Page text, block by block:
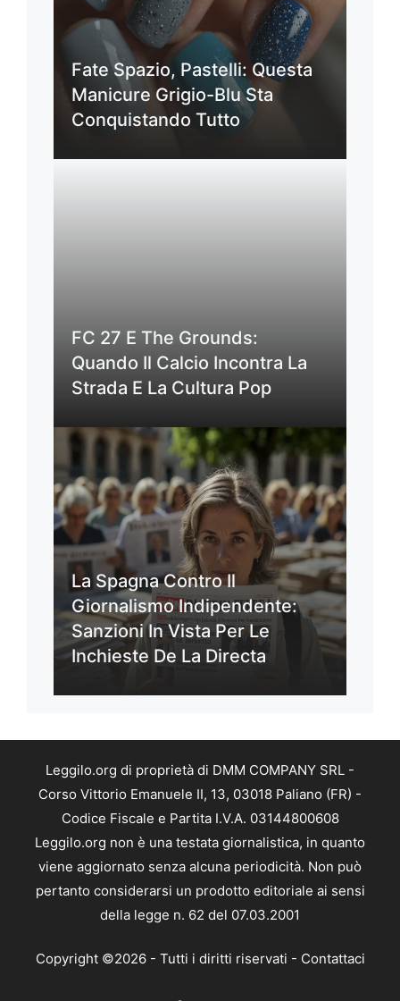
Fate Spazio, Pastelli: Questa
Manicure Grigio-Blu Sta
Conquistando Tutto
FC 27 E The Grounds:
Quando Il Calcio Incontra La
Strada E La Cultura Pop
La Spagna Contro Il
Giornalismo Indipendente:
Sanzioni In Vista Per Le
Inchieste De La Directa
Leggilo.org di proprietà di DMM COMPANY SRL -
Corso Vittorio Emanuele II, 13, 03018 Paliano (FR) -
Codice Fiscale e Partita I.V.A. 03144800608
Leggilo.org non è una testata giornalistica, in quanto
viene aggiornato senza alcuna periodicità. Non può
pertanto considerarsi un prodotto editoriale ai sensi
della legge n. 62 del 07.03.2001
Copyright ©2026 - Tutti i diritti riservati - Contattaci